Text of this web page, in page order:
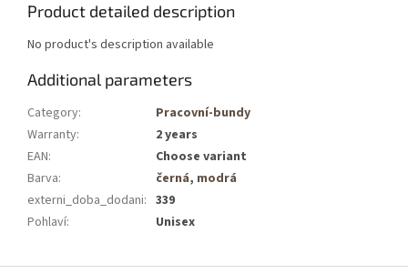
Product detailed description
No product's description available
Additional parameters
Category:
Pracovní-bundy
Warranty:
2 years
EAN:
Choose variant
Barva: černá, modrá
externi_doba_dodani: 339
Pohlaví: Unisex